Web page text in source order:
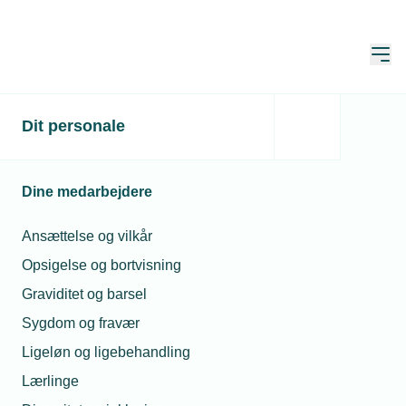
Dit personale
Dine medarbejdere
Ansættelse og vilkår
Opsigelse og bortvisning
Graviditet og barsel
Sygdom og fravær
Ligeløn og ligebehandling
Lærlinge
Søg
Sortér
Viser 1 - 10 of af 27 resultater